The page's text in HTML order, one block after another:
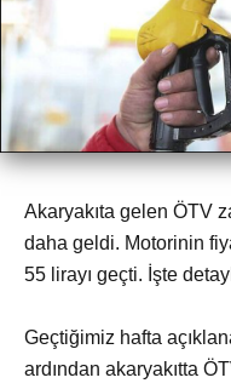
Akaryakıta gelen ÖTV
daha geldi. Motorinin
55 lirayı geçti. İşte
Geçtiğimiz hafta
ardından akaryakıtta